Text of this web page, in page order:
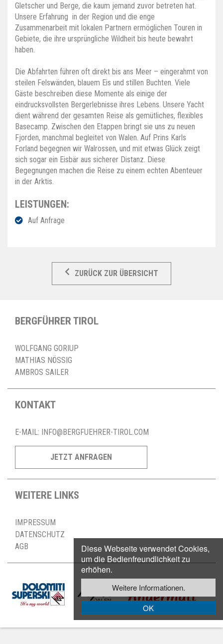
Diese Webseite verwendet Cookies,
um die Bedienfreundlichkeit zu
erhöhen.
Weitere Informationen.
OK
Gletscher und Berge, die kaum jemand zuvor betreten hat.
Unsere Erfahrung in der Region und die enge
Zusammenarbeit mit lokalen Partnern ermöglichen Touren in
Gebiete, die ihre ursprüngliche Wildheit bis heute bewahrt
haben.
Die Abfahrten führen oft direkt bis ans Meer – eingerahmt von
steilen Felswänden, blauem Eis und stillen Buchten. Viele
Gäste beschreiben diese Momente als einige der
eindrucksvollsten Bergerlebnisse ihres Lebens. Unsere Yacht
dient während der gesamten Reise als gemütliches, flexibles
Basecamp. Zwischen den Etappen bringt sie uns zu neuen
Fjorden, manchmal begleitet von Walen. Auf Prins Karls
Forland begegnen wir Walrossen, und mit etwas Glück zeigt
sich sogar ein Eisbär aus sicherer Distanz. Diese
Begegnungen machen die Reise zu einem echten Abenteuer
in der Arktis.
LEISTUNGEN:
Auf Anfrage
ZURÜCK ZUR ÜBERSICHT
BERGFÜHRER TIROL
WOLFGANG GORIUP
MATHIAS NÖSSIG
AMBROS SAILER
KONTAKT
E-MAIL: INFO@BERGFUEHRER-TIROL.COM
JETZT ANFRAGEN
WEITERE LINKS
IMPRESSUM
DATENSCHUTZ
AGB